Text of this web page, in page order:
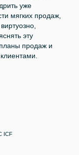
уже
мягких продаж,
эту
продаж и
ICF